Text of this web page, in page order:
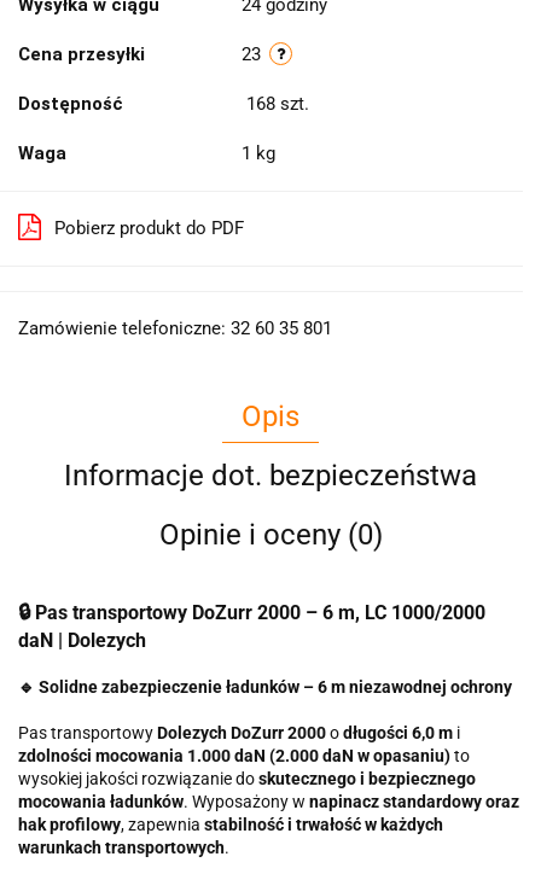
Cena przesyłki 23
Dostępność 168 szt.
Waga 1 kg
Pobierz produkt do PDF
Zamówienie telefoniczne: 32 60 35 801
Opis
Informacje dot. bezpieczeństwa
Opinie i oceny (0)
🔒 Pas transportowy DoZurr 2000 – 6 m, LC 1000/2000
daN | Dolezych
🔹 Solidne zabezpieczenie ładunków – 6 m niezawodnej ochrony
Pas transportowyDolezych DoZurr 2000odługości 6,0 m i
zdolności mocowania 1.000 daN (2.000 daN w opasaniu)to
wysokiej jakości rozwiązanie doskutecznego i bezpiecznego
mocowania ładunków. Wyposażony w napinacz standardowy oraz
hak profilowy, zapewnia stabilność i trwałość w każdych
warunkach transportowych.